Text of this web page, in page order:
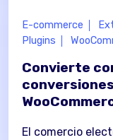
E-commerce
Plugins
Convierte
El comercio